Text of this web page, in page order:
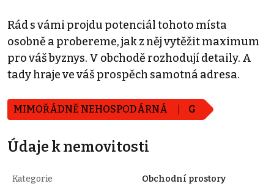
Rád s vámi projdu potenciál tohoto místa
osobně a probereme, jak z něj vytěžit maximum
pro váš byznys. V obchodě rozhodují detaily. A
tady hraje ve váš prospěch samotná adresa.
MIMOŘÁDNĚ NEHOSPODÁRNÁ G
Údaje k nemovitosti
Kategorie Obchodní prostory